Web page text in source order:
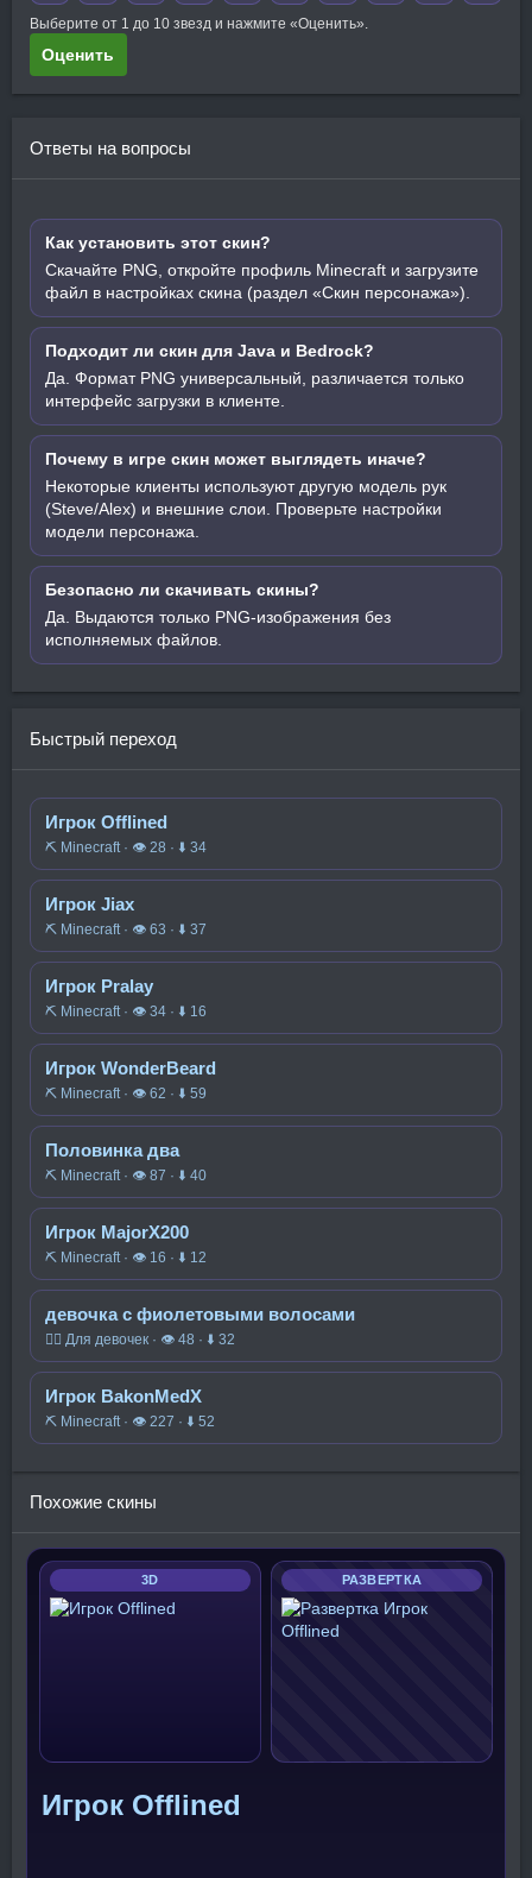
Выберите от 1 до 10 звезд и нажмите «Оценить».
Оценить
Ответы на вопросы
Как установить этот скин?
Скачайте PNG, откройте профиль Minecraft и загрузите
файл в настройках скина (раздел «Скин персонажа»).
Подходит ли скин для Java и Bedrock?
Да. Формат PNG универсальный, различается только
интерфейс загрузки в клиенте.
Почему в игре скин может выглядеть иначе?
Некоторые клиенты используют другую модель рук
(Steve/Alex) и внешние слои. Проверьте настройки
модели персонажа.
Безопасно ли скачивать скины?
Да. Выдаются только PNG-изображения без
исполняемых файлов.
Быстрый переход
Игрок Offlined
⛏️ Minecraft · 👁 28 · ⬇ 34
Игрок Jiax
⛏️ Minecraft · 👁 63 · ⬇ 37
Игрок Pralay
⛏️ Minecraft · 👁 34 · ⬇ 16
Игрок WonderBeard
⛏️ Minecraft · 👁 62 · ⬇ 59
Половинка два
⛏️ Minecraft · 👁 87 · ⬇ 40
Игрок MajorX200
⛏️ Minecraft · 👁 16 · ⬇ 12
девочка с фиолетовыми волосами
🧍‍♀️ Для девочек · 👁 48 · ⬇ 32
Игрок BakonMedX
⛏️ Minecraft · 👁 227 · ⬇ 52
Похожие скины
3D РАЗВЕРТКА
Игрок Offlined